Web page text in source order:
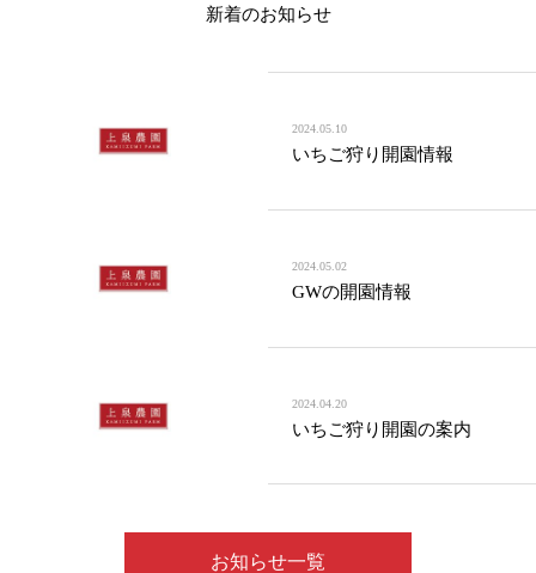
新着のお知らせ
2024.05.10
いちご狩り開園情報
2024.05.02
GWの開園情報
2024.04.20
いちご狩り開園の案内
お知らせ一覧